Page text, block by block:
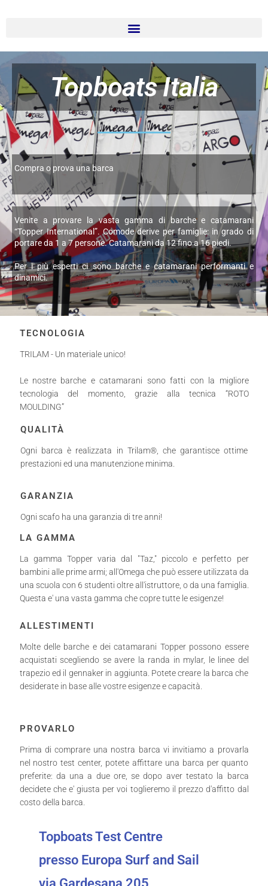
Topboats Italia
Compra o prova una barca
Venite a provare la vasta gamma di barche e catamarani
“Topper International”. Comode derive per famiglie: in grado di
portare da 1 a 7 persone. Catamarani da 12 fino a 16 piedi.
Per i più esperti ci sono barche e catamarani performanti e
dinamici.
TECNOLOGIA
TRILAM - Un materiale unico!
Le nostre barche e catamarani sono fatti con la migliore
tecnologia del momento, grazie alla tecnica “ROTO
MOULDING”
QUALITÀ
Ogni barca è realizzata in Trilam®, che garantisce ottime
prestazioni ed una manutenzione minima.
GARANZIA
Ogni scafo ha una garanzia di tre anni!
LA GAMMA
La gamma Topper varia dal "Taz," piccolo e perfetto per
bambini alle prime armi; all'Omega che può essere utilizzata da
una scuola con 6 studenti oltre all'istruttore, o da una famiglia.
Questa e' una vasta gamma che copre tutte le esigenze!
ALLESTIMENTI
Molte delle barche e dei catamarani Topper possono essere
acquistati scegliendo se avere la randa in mylar, le linee del
trapezio ed il gennaker in aggiunta. Potete creare la barca che
desiderate in base alle vostre esigenze e capacità.
PROVARLO
Prima di comprare una nostra barca vi invitiamo a provarla
nel nostro test center, potete affittare una barca per quanto
preferite: da una a due ore, se dopo aver testato la barca
decidete che e' giusta per voi toglieremo il prezzo d'affitto dal
costo della barca.
Topboats Test Centre
presso Europa Surf and Sail
via Gardesana 205